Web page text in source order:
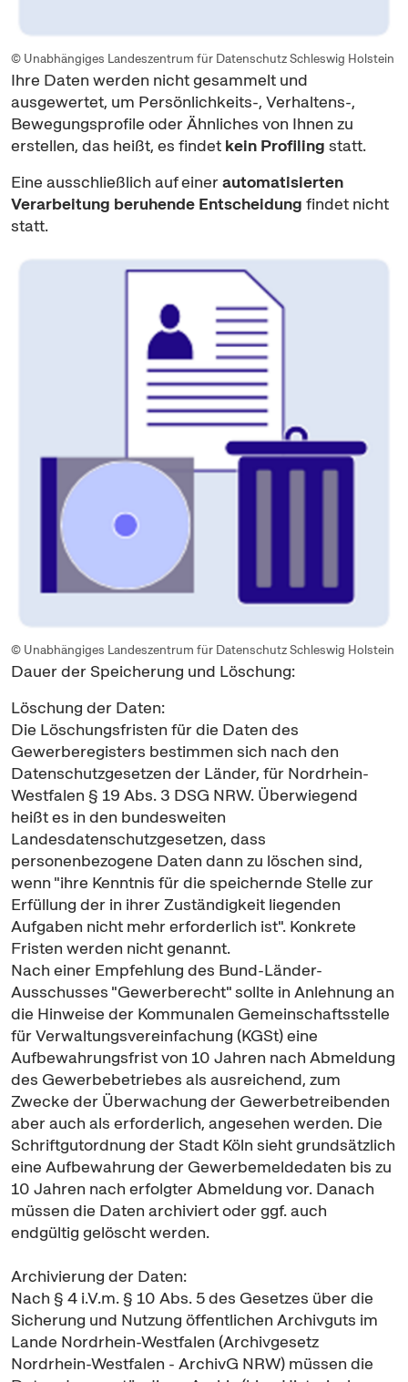
© Unabhängiges Landeszentrum für Datenschutz Schleswig Holstein
Ihre Daten werden nicht gesammelt und
ausgewertet, um Persönlichkeits-, Verhaltens-,
Bewegungsprofile oder Ähnliches von Ihnen zu
erstellen, das heißt, es findet kein Profiling statt.
Eine ausschließlich auf einerautomatisierten
Verarbeitung beruhende Entscheidung findet nicht
statt.
© Unabhängiges Landeszentrum für Datenschutz Schleswig Holstein
Dauer der Speicherung und Löschung:
Löschung der Daten:
Die Löschungsfristen für die Daten des
Gewerberegisters bestimmen sich nach den
Datenschutzgesetzen der Länder, für Nordrhein-
Westfalen § 19 Abs. 3 DSG NRW. Überwiegend
heißt es in den bundesweiten
Landesdatenschutzgesetzen, dass
personenbezogene Daten dann zu löschen sind,
wenn "ihre Kenntnis für die speichernde Stelle zur
Erfüllung der in ihrer Zuständigkeit liegenden
Aufgaben nicht mehr erforderlich ist". Konkrete
Fristen werden nicht genannt.
Nach einer Empfehlung des Bund-Länder-
Ausschusses "Gewerberecht" sollte in Anlehnung an
die Hinweise der Kommunalen Gemeinschaftsstelle
für Verwaltungsvereinfachung (KGSt) eine
Aufbewahrungsfrist von 10 Jahren nach Abmeldung
des Gewerbebetriebes als ausreichend, zum
Zwecke der Überwachung der Gewerbetreibenden
aber auch als erforderlich, angesehen werden. Die
Schriftgutordnung der Stadt Köln sieht grundsätzlich
eine Aufbewahrung der Gewerbemeldedaten bis zu
10 Jahren nach erfolgter Abmeldung vor. Danach
müssen die Daten archiviert oder ggf. auch
endgültig gelöscht werden.
Archivierung der Daten:
Nach § 4 i.V.m. § 10 Abs. 5 des Gesetzes über die
Sicherung und Nutzung öffentlichen Archivguts im
Lande Nordrhein-Westfalen (Archivgesetz
Nordrhein-Westfalen - ArchivG NRW) müssen die